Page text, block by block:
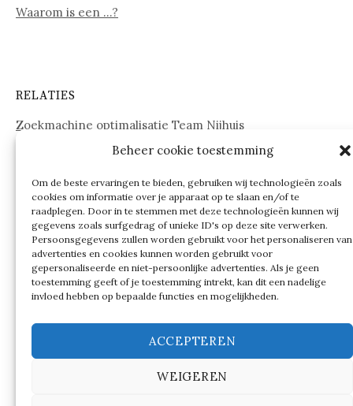
Beheer cookie toestemming
Om de beste ervaringen te bieden, gebruiken wij technologieën zoals
cookies om informatie over je apparaat op te slaan en/of te
raadplegen. Door in te stemmen met deze technologieën kunnen wij
gegevens zoals surfgedrag of unieke ID's op deze site verwerken.
Persoonsgegevens zullen worden gebruikt voor het personaliseren van
advertenties en cookies kunnen worden gebruikt voor
gepersonaliseerde en niet-persoonlijke advertenties. Als je geen
toestemming geeft of je toestemming intrekt, kan dit een nadelige
invloed hebben op bepaalde functies en mogelijkheden.
ACCEPTEREN
WEIGEREN
Waarom is een …?
RELATIES
Zoekmachine optimalisatie Team Nijhuis